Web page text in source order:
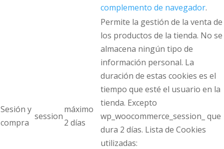
complemento de navegador.
Sesión y
compra
session
máximo
2 días
Permite la gestión de la venta de
los productos de la tienda. No se
almacena ningún tipo de
información personal. La
duración de estas cookies es el
tiempo que esté el usuario en la
tienda. Excepto
wp_woocommerce_session_ que
dura 2 días. Lista de Cookies
utilizadas: